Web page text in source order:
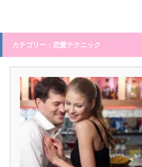
カテゴリー：恋愛テクニック